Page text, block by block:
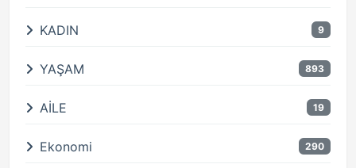
KADIN 9
YAŞAM 893
AİLE 19
Ekonomi 290